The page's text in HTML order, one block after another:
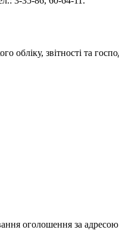
обліку, звітності та
оголошення за